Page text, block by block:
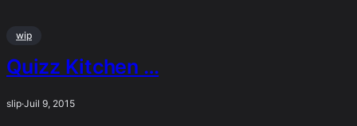
wip
Quizz Kitchen …
slip·Juil 9, 2015